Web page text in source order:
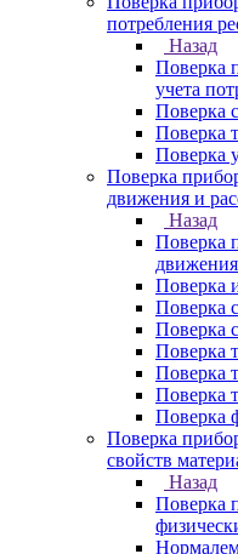
потребления
Назад
Поверка
учета
Поверка
Поверка
Поверка
Поверка
движения и
Назад
Поверка
Поверка
Поверка
Поверка
Поверка
Поверка
Поверка
Поверка
Поверка
свойств
Назад
Поверка